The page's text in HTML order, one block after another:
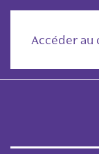
Accéder au